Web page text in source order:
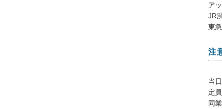
ア
JR
東
注
当
定
同